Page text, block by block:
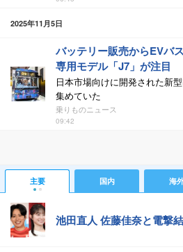
2025年11月5日
バッテリー販売からEVバ
専用モデル「J7」が注目
日本市場向けに開発された新
集めていた
乗りものニュース
09:42
主要 国内 海
池田直人 佐藤佳奈と電撃